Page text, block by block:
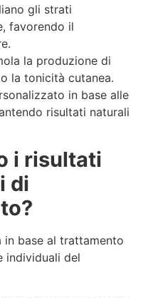
gli strati
favorendo il
la produzione di
la tonicità cutanea.
in base alle
risultati naturali
i risultati
di
base al trattamento
individuali del